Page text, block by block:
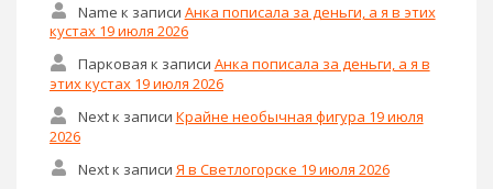
Name к записи Анка пописала за деньги, а я в этих
кустах 19 июля 2026
Парковая к записи Анка пописала за деньги, а я в
этих кустах 19 июля 2026
Nextк записи Крайне необычная фигура 19 июля
2026
Nextк записи Я в Светлогорске 19 июля 2026